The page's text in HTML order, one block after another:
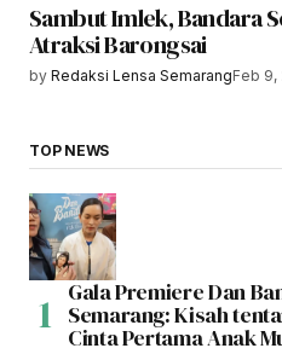
Sambut Imlek, Bandara
Atraksi Barongsai
by Redaksi Lensa SemarangFeb 9,
TOP NEWS
Gala Premiere Dan
Semarang: Kisah
Cinta Pertama Anak